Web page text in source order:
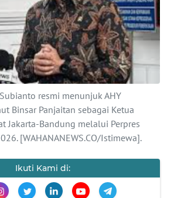
resmi menunjuk AHY
Binsar Panjaitan sebagai Ketua
Jakarta-Bandung melalui Perpres
[WAHANANEWS.CO/Istimewa].
Ikuti Kami di: